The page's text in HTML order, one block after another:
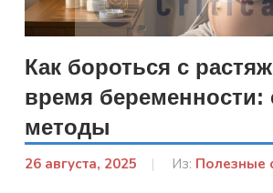
Как бороться с
время беременности:
методы
26 августа, 2025
От:
Из: Полезные